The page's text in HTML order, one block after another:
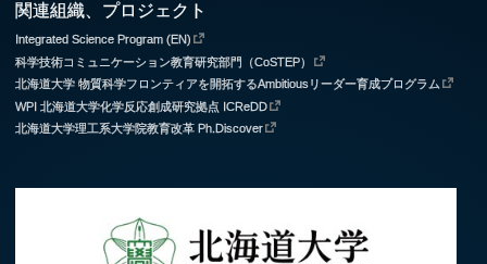
関連組織、プロジェクト
Integrated Science Program (EN)
科学技術コミュニケーション教育研究部門（CoSTEP）
北海道大学 物質科学フロンティアを開拓するAmbitiousリーダー育成プログラム
WPI 北海道大学化学反応創成研究拠点 ICReDD
北海道大学理工系大学院教育改革 Ph.Discover